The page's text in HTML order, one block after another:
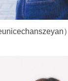
）